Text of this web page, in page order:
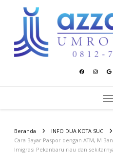
Azzamku
Beranda
INFO DUA KOTA SUCI
Cara Bayar Paspor dengan ATM, M
Imigrasi Pekanbaru riau dan